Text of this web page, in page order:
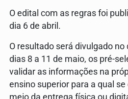
O edital com as regras foi
dia 6 de abril.
O resultado será divulgado no
dias 8 a 11 de maio, os pré-
validar as informações na
ensino superior para a qual